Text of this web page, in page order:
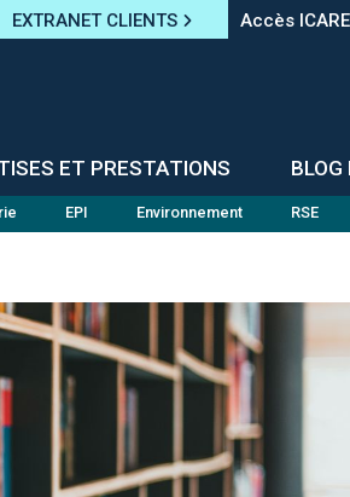
EXTRANET CLIENTS Accès ICARE
ET PRESTATIONS
EPI Environnement RSE